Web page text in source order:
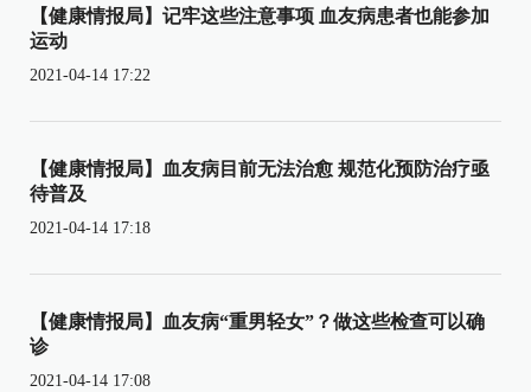
【健康情报局】记牢这些注意事项 血友病患者也能参加
运动
2021-04-14 17:22
【健康情报局】血友病目前无法治愈 规范化预防治疗亟
待普及
2021-04-14 17:18
【健康情报局】血友病“重男轻女”？做这些检查可以确
诊
2021-04-14 17:08